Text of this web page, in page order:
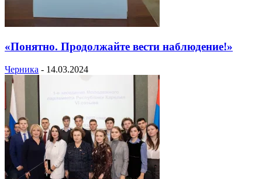
«Понятно. Продолжайте вести наблюдение!»
Черника - 14.03.2024